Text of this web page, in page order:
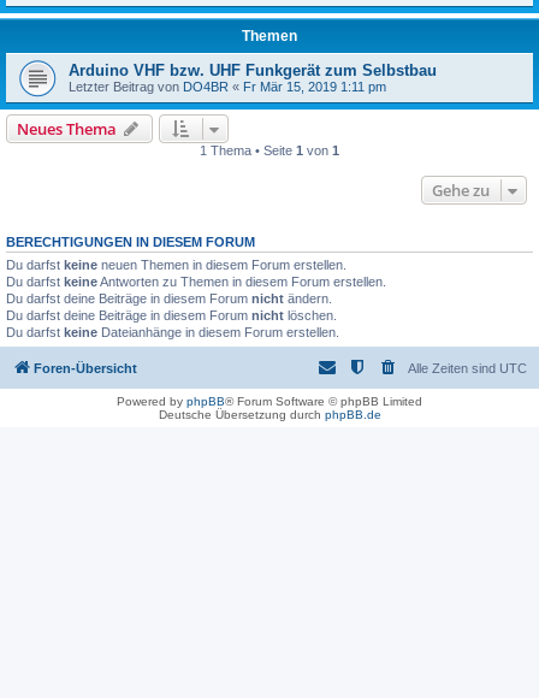
Themen
Arduino VHF bzw. UHF Funkgerät zum Selbstbau
Letzter Beitrag von DO4BR « Fr Mär 15, 2019 1:11 pm
Neues Thema
1 Thema • Seite 1 von 1
Gehe zu
BERECHTIGUNGEN IN DIESEM FORUM
Du darfst keine neuen Themen in diesem Forum erstellen.
Du darfst keineAntworten zu Themen in diesem Forum erstellen.
Du darfst deine Beiträge in diesem Forum nicht ändern.
Du darfst deine Beiträge in diesem Forum nicht löschen.
Du darfst keine Dateianhänge in diesem Forum erstellen.
Foren-Übersicht Alle Zeiten sind UTC
Powered by phpBB® Forum Software © phpBB Limited
Deutsche Übersetzung durch phpBB.de